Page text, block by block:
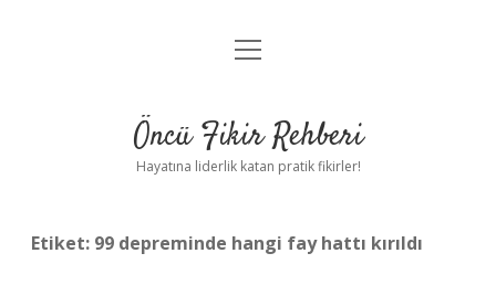
Anasayfa
Yasal Uyarı
menüyü
Öncü Fikir Rehberi
Hayatına liderlik katan pratik fikirler!
Etiket: 99 depreminde hangi fay hattı kırıldı